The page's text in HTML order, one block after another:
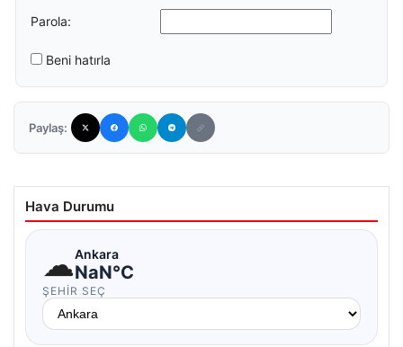
Parola:
Beni hatırla
Paylaş:
Hava Durumu
☁Ankara
NaN°C
ŞEHIR SEÇ